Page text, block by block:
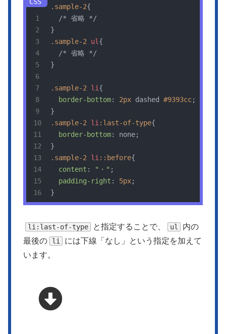
.sample-2{
/* 省略 */
.sample-2 ul{
/* 省略 */
}
.sample-2 li{
border-bottom: 2px dashed #9393cc;
.sample-2 li:last-of-type{
border-bottom: none;
.sample-2 li::before{
content : "・" ;
padding-right : 5px;
}
li:last-of-type と指定することで、 ul
内の
最後の
li
には下線「なし」という指定を加えて
います。